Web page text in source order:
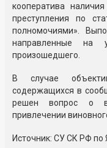
кооператива
преступления по
полномочиями».
направленные на
произошедшего.
В случае
содержащихся в
решен вопрос о
привлечении
Источник: СУ СК РФ по